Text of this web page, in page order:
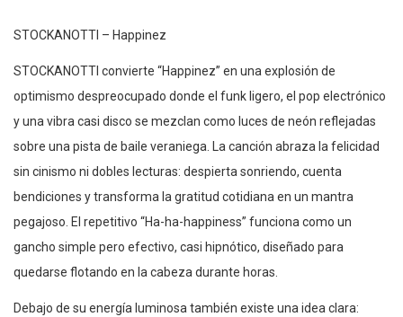
STOCKANOTTI – Happinez
STOCKANOTTI convierte “Happinez” en una explosión de
optimismo despreocupado donde el funk ligero, el pop electrónico
y una vibra casi disco se mezclan como luces de neón reflejadas
sobre una pista de baile veraniega. La canción abraza la felicidad
sin cinismo ni dobles lecturas: despierta sonriendo, cuenta
bendiciones y transforma la gratitud cotidiana en un mantra
pegajoso. El repetitivo “Ha-ha-happiness” funciona como un
gancho simple pero efectivo, casi hipnótico, diseñado para
quedarse flotando en la cabeza durante horas.
Debajo de su energía luminosa también existe una idea clara: